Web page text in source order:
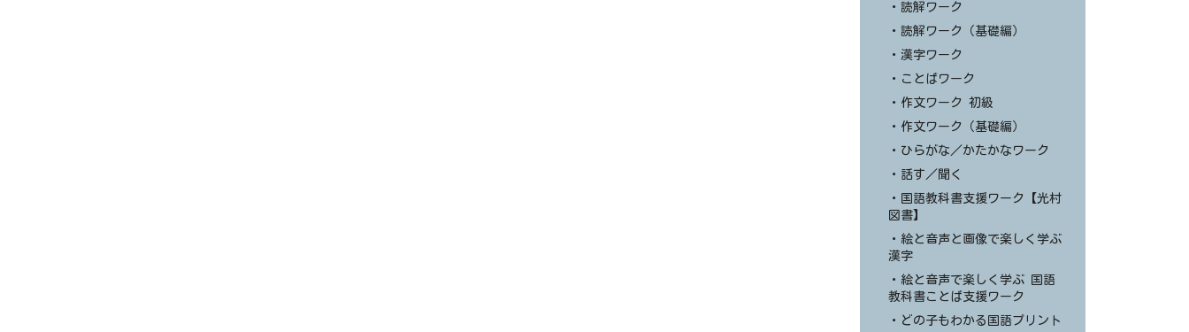
・読解ワーク
・読解ワーク（基礎編）
・漢字ワーク
・ことばワーク
・作文ワーク 初級
・作文ワーク（基礎編）
・ひらがな／かたかなワーク
・話す／聞く
・国語教科書支援ワーク【光村
図書】
・絵と音声と画像で楽しく学ぶ
漢字
・絵と音声で楽しく学ぶ 国語
教科書ことば支援ワーク
・どの子もわかる国語プリント